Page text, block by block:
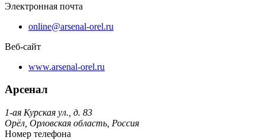
Электронная почта
online@arsenal-orel.ru
Веб-сайт
www.arsenal-orel.ru
Арсенал
1-ая Курская ул., д. 83
Орёл, Орловская область, Россия
Номер телефона